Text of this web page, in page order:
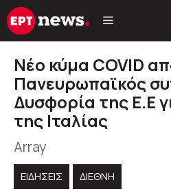
Μετάβαση
σε
Νέο κύμα COVID
Πανευρωπαϊκός
Δυσφορία της Ε.Ε
της Ιταλίας
Array
ΕΙΔΗΣΕΙΣ
ΔΙΕΘΝΗ